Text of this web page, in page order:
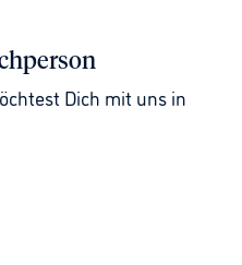
Dich mit uns in